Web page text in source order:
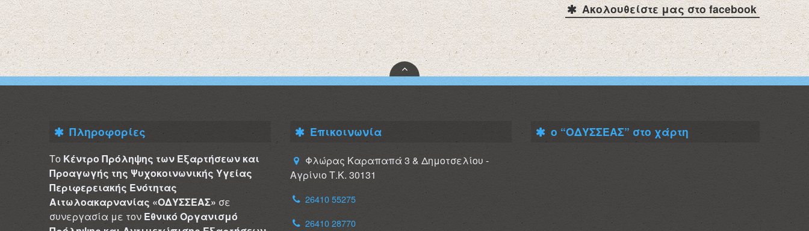
Ακολουθείστε μας στο facebook
Πληροφορίες
Το Κέντρο Πρόληψης των Εξαρτήσεων και
Προαγωγής της Ψυχοκοινωνικής Υγείας
Περιφερειακής Ενότητας
Αιτωλοακαρνανίας «ΟΔΥΣΣΕΑΣ» σε
συνεργασία με τον Εθνικό Οργανισμό
Επικοινωνία
Φλώρας Καραπαπά 3 & Δημοτσελίου -
Αγρίνιο Τ.Κ. 30131
26410 55275
26410 28770
ο “ΟΔΥΣΣΕΑΣ” στο χάρτη